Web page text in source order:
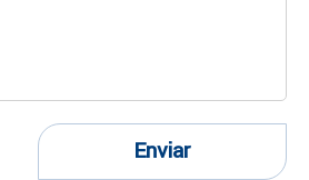
Enviar